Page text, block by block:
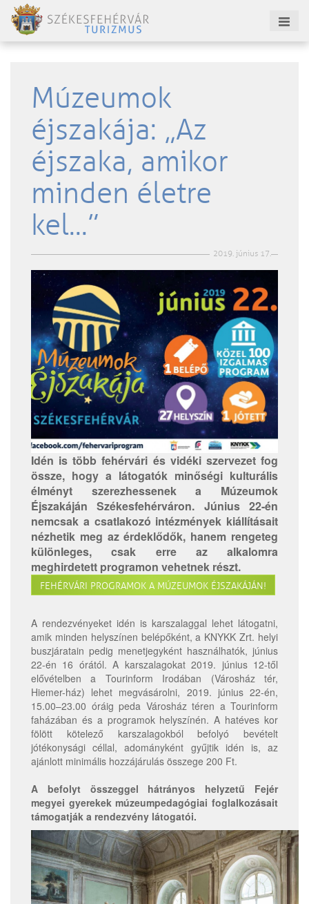
Múzeumok
éjszakája: „Az
éjszaka, amikor
minden életre
kel...”
2019. június 17.
Idén is több fehérvári és vidéki szervezet fog
össze, hogy a látogatók minőségi kulturális
élményt szerezhessenek a Múzeumok
Éjszakáján Székesfehérváron. Június 22-én
nemcsak a csatlakozó intézmények kiállításait
nézhetik meg az érdeklődők, hanem rengeteg
különleges, csak erre az alkalomra
meghirdetett programon vehetnek részt.
FEHÉRVÁRI PROGRAMOK A MÚZEUMOK ÉJSZAKÁJÁN!
A rendezvényeket idén is karszalaggal lehet látogatni,
amik minden helyszínen belépőként, a KNYKK Zrt. helyi
buszjáratain pedig menetjegyként használhatók, június
22-én 16 órától. A karszalagokat 2019. június 12-től
elővételben a Tourinform Irodában (Városház tér,
Hiemer-ház) lehet megvásárolni, 2019. június 22-én,
15.00–23.00 óráig peda Városház téren a Tourinform
faházában és a programok helyszínén. A hatéves kor
fölött kötelező karszalagokból befolyó bevételt
jótékonysági céllal, adományként gyűjtik idén is, az
ajánlott minimális hozzájárulás összege 200 Ft.
A befolyt összeggel hátrányos helyzetű Fejér
megyei gyerekek múzeumpedagógiai foglalkozásait
támogatják a rendezvény látogatói.